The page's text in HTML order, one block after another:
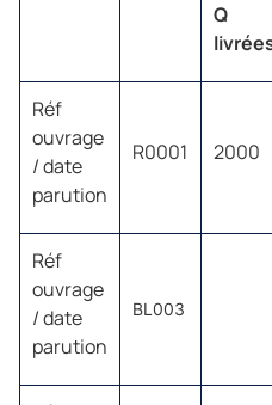
Q
Réf
ouvrage
/ date
parution
R0001 2000
Réf
ouvrage
/ date
parution
BL003